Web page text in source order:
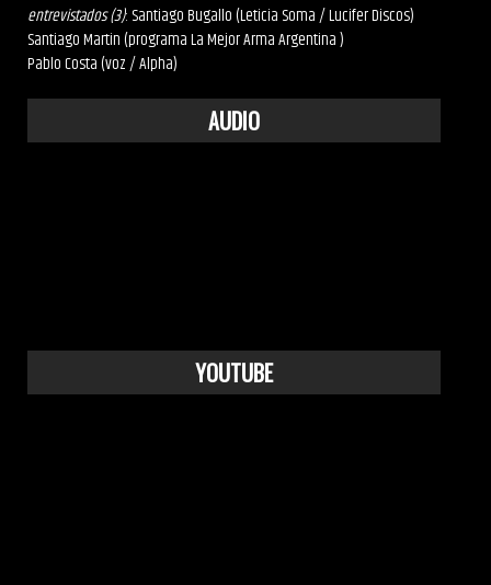
entrevistados (3): Santiago Bugallo (Leticia Soma / Lucifer Discos)
Santiago Martin (programa La Mejor Arma Argentina )
Pablo Costa (voz / Alpha)
AUDIO
YOUTUBE